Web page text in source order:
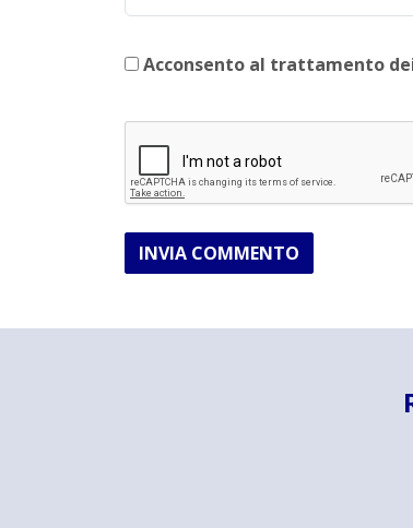
Acconsento al trattamento
INVIA COMMENTO